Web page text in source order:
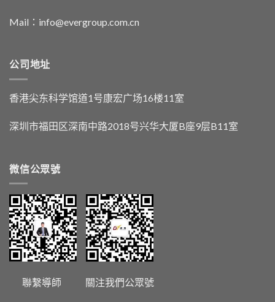
Mail：info@evergroup.com.cn
公司地址
香港尖东科学馆道1号康宏广场16楼11室
深圳市福田区深南中路2018号兴华大厦B座9层B11室
微信公眾號
聯繫導師 關注我們公眾號